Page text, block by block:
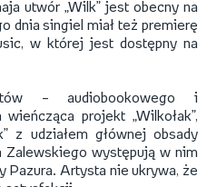
utwór „Wilk” jest obecny na
dnia singiel miał też premierę
w której jest dostępny na
– audiobookowego i
projekt „Wilkołak”,
z udziałem głównej obsady
Zalewskiego występują w nim
Pazura. Artysta nie ukrywa, że